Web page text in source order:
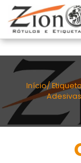
Início/
Adesivas